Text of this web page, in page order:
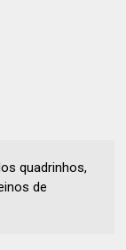
quadrinhos,
de